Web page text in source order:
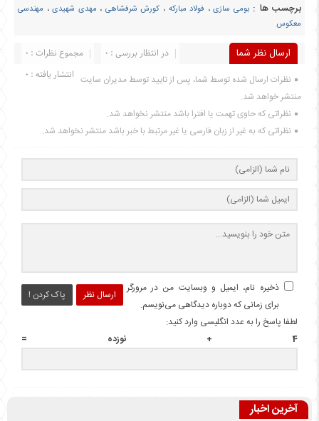
برچسب ها : بومی سازی، فولاد مبارکه ، کورش شرفشاهی ، مهدی شهیدی، مهندسی
معکوس
ارسال نظر شما مجموع نظرات : 0
در انتظار بررسی : 0
انتشار یافته : 0 نظرات ارسال شده توسط شما، پس از تایید توسط مدیران سایت
منتشر خواهد شد.
نظراتی که حاوی تهمت یا افترا باشد منتشر نخواهد شد.
نظراتی که به غیر از زبان فارسی یا غیر مرتبط با خبر باشد منتشر نخواهد شد.
ارسال نظر پاک کردن !
ذخیره نام، ایمیل و وبسایت من در مرورگر
برای زمانی که دوباره دیدگاهی می‌نویسم.
لطفا پاسخ را به عدد انگلیسی وارد کنید:
4 + نوزده =
آخرین اخبار